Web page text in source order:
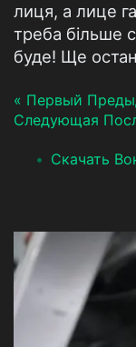
лиця, а лице
треба більше
буде! Ще
« Первый
Следующая
Скачать